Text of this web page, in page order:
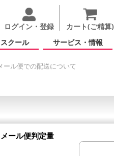
ログイン・登録 カート(ご精算)
クール サービス・情報
ール便での配送について
メール便判定量